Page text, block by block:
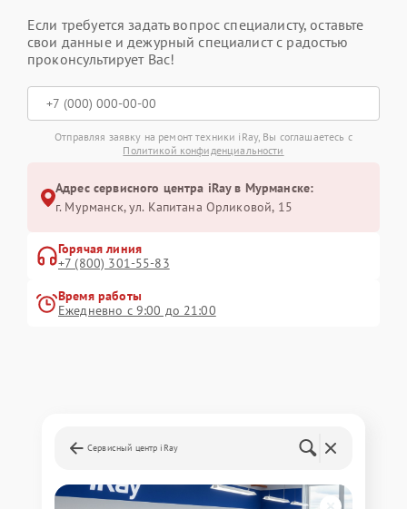
Если требуется задать вопрос специалисту, оставьте
свои данные и дежурный специалист с радостью
проконсультирует Вас!
Отправляя заявку на ремонт техники iRay, Вы соглашаетесь с
Политикой конфиденциальности
Адрес сервисного центра iRay в Мурманске:
г. Мурманск, ул. Капитана Орликовой, 15
Горячая линия
+7 (800) 301-55-83
Время работы
Ежедневно с 9:00 до 21:00
Сервисный центр iRay